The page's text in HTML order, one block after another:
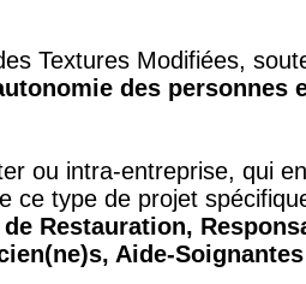
Textures Modifiées,
des personnes
ou intra-entreprise, qui
ce type de projet
Restauration,
Aide-